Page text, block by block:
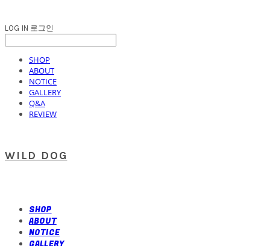
LOG IN 로그인
SHOP
ABOUT
NOTICE
GALLERY
Q&A
REVIEW
WILD DOG
SHOP
ABOUT
NOTICE